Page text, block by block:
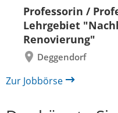
Professorin /
Lehrgebiet
Renovierung"
Deggendorf
zurück
Zur Jobbörse